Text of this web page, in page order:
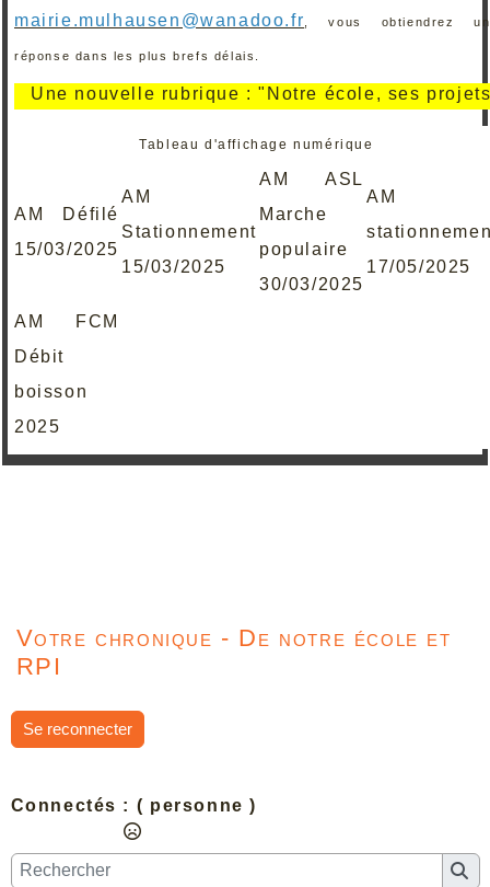
mairie.mulhausen@wanadoo.fr , vous obtiendrez
réponse dans les plus brefs délais.
nouvelle rubrique : "Notre école, ses projets,
Tableau d'affichage numérique
AM Défilé
15/03/2025
AM
Stationnement
15/03/2025
AM ASL
Marche
populaire
30/03/2025
AM
17/05/2025
AM FCM
Débit
boisson
2025
Votre chronique - De notre école et
RPI
Se reconnecter
Connectés : ( personne )